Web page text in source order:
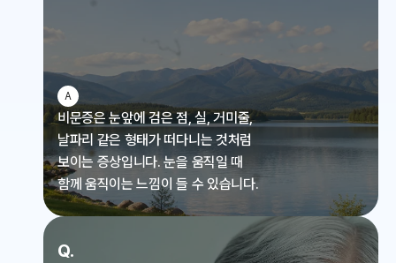
A
비문증은 눈앞에 검은 점, 실, 거미줄,
날파리 같은 형태가떠다니는 것처럼
보이는 증상입니다. 눈을 움직일 때
함께 움직이는 느낌이 들 수 있습니다.
Q.